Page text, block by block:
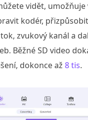
vidět,
kodér,
zvukový kanál a
Běžné SD video
dokonce až 8 tis.